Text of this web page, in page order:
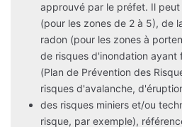
approuvé par le préfet. Il
(pour les zones de 2 à 5), de
radon (pour les zones à
de risques d'inondation ayant
(Plan de Prévention des
risques d'avalanche,
des risques miniers et/ou
risque, par exemple),